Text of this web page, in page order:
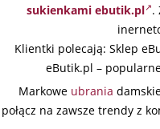
sukienkami ebutik.pl .
Klientki polecają: Sklep
eButik.pl –
Markowe ubrania
połącz na zawsze trendy z